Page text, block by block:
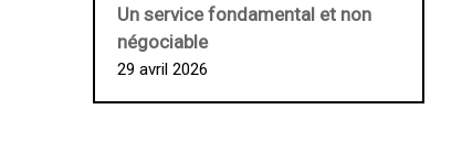
Un service fondamental et non
négociable
29 avril 2026